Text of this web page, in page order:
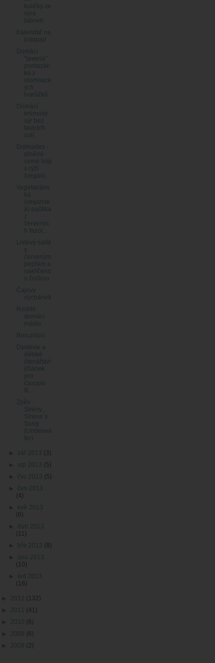
kuličky ze
sýra
labneh
Kalendář na
listopad
Domácí
"tavená"
pomazán
ka z
olomouck
ých
tvarůžků
Domácí
krémový
sýr bez
tavicích
solí
Dolmades -
plněné
vinné listy
s rýží
(vegan)
Vegetariáns
ká
(vegansk
á) paštika
z
červenýc
h fazol...
Listový salát
s
červeným
pepřem a
naklíčeno
u čočkou
Čajový
dýchánek
Rychlé
domácí
máslo
Brouzdání
Dyslexie a
dětské
čtenářství
(článek
pro
časopis
B...
Zpěv
Sirény...
Sirena´s
Song
(Underwa
ter)
zář 2013 (3)
srp 2013 (5)
čvc 2013 (5)
čvn 2013
(4)
kvě 2013
(6)
dub 2013
(11)
bře 2013 (8)
úno 2013
(10)
led 2013
(16)
2012 (132)
2011 (41)
2010 (6)
2009 (6)
2008 (2)